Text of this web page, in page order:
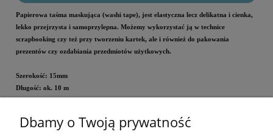
Papierowa taśma maskująca (washi tape), jest elastyczna lecz delikatna i cienka,
lekko przejrzysta i samoprzylepna. Możemy wykorzystać ją w technice
scrapbooking czy też przy tworzeniu kartek, ale i również do pakowania
prezentów czy ozdabiania przedmiotów użytkowych.
Szerokość: 15mm
Długość: ok. 10 m
Cena za rolkę.
Dbamy o Twoją prywatność